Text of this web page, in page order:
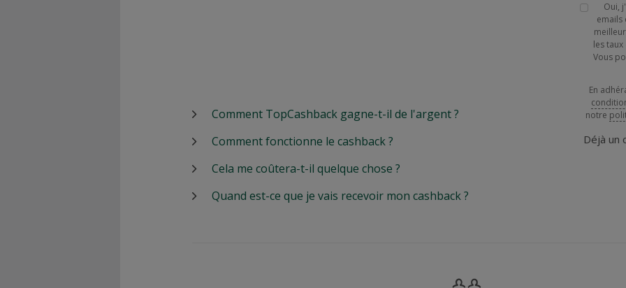
Oui,
emails
les
Vous
En
notre
Déjà un
Comment TopCashback gagne-t-il de l'argent ?
Comment fonctionne le cashback ?
Cela me coûtera-t-il quelque chose ?
Quand est-ce que je vais recevoir mon cashback ?